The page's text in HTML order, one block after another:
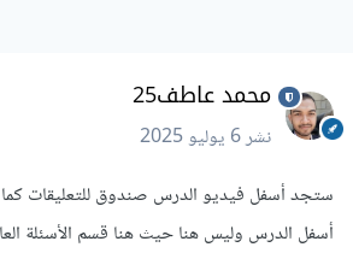
محمد عاطف25
نشر6 يوليو 2025
ستجد أسفل فيديو الدرس صندوق للتعليقات
أسفل الدرس وليس هنا حيث هنا قسم الأسئلة